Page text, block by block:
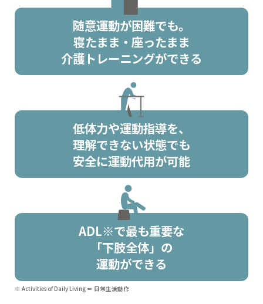
随意運動が困難でも。
寝たまま・座ったまま
介護トレーニングができる
低体力や運動指導を、
理解できない状態でも
安全に運動代用が可能
ADL※で最も重要な
「下肢全体」の
運動ができる
※ Activities of Daily Living ＝ 日常生活動作